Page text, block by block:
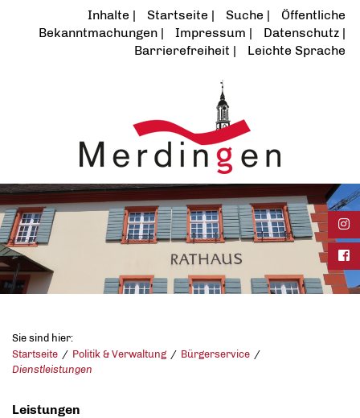
Inhalte Startseite Suche
Öffentliche
Bekanntmachungen
Impressum
Datenschutz
Barrierefreiheit
Leichte Sprache
Sie sind hier:
Startseite
Politik & Verwaltung
Bürgerservice
Dienstleistungen
Leistungen